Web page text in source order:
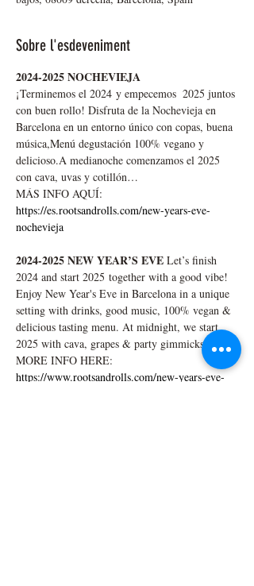
Sobre l'esdeveniment
2024-2025 NOCHEVIEJA
¡Terminemos el 2024 y empecemos  2025 juntos
con buen rollo! Disfruta de la Nochevieja en
Barcelona en un entorno único con copas, buena
música,Menú degustación 100% vegano y
delicioso.A medianoche comenzamos el 2025
con cava, uvas y cotillón…
MÁS INFO AQUÍ:
https://es.rootsandrolls.com/new-years-eve-
nochevieja
2024-2025 NEW YEAR’S EVE Let’s finish
2024 and start 2025 together with a good vibe!
Enjoy New Year's Eve in Barcelona in a unique
setting with drinks, good music, 100% vegan &
delicious tasting menu. At midnight, we start
2025 with cava, grapes & party gimmicks…
MORE INFO HERE:
https://www.rootsandrolls.com/new-years-eve-